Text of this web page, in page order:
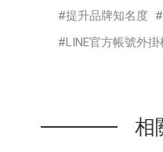
提升品牌知名度
LINE官方帳號外
相